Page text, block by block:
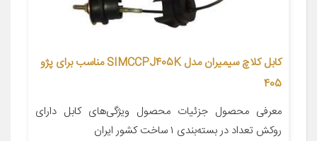
کابل کلاچ سیمیران مدل SIMCCPJ405K مناسب برای پژو
405
معرفی محصول جزئیات محصول ویژگی‌های کابل دارای
روکش تعداد در بسته‌بندی ۱ ساخت کشور ایران